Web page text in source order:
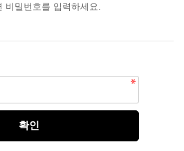
비밀번호를 입력하세요.